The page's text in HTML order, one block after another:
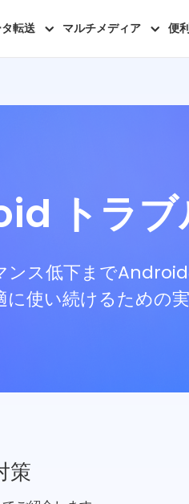
転送 マルチメディア 便
トラブ
ンス低下まで
使い続けるための
策